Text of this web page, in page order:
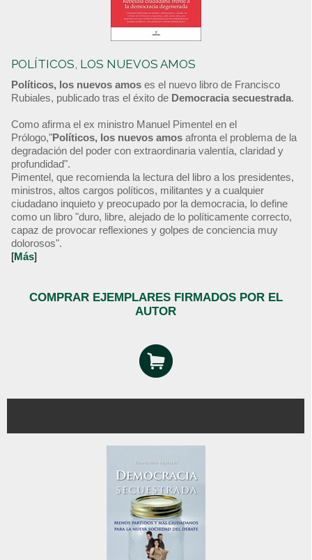
POLÍTICOS, LOS NUEVOS AMOS
Políticos, los nuevos amos es el nuevo libro de Francisco
Rubiales, publicado tras el éxito de Democracia secuestrada.
Como afirma el ex ministro Manuel Pimentel en el
Prólogo,"Políticos, los nuevos amos afronta el problema de la
degradación del poder con extraordinaria valentía, claridad y
profundidad".
Pimentel, que recomienda la lectura del libro a los presidentes,
ministros, altos cargos políticos, militantes y a cualquier
ciudadano inquieto y preocupado por la democracia, lo define
como un libro "duro, libre, alejado de lo políticamente correcto,
capaz de provocar reflexiones y golpes de conciencia muy
dolorosos".
[Más]
COMPRAR EJEMPLARES FIRMADOS POR EL
AUTOR